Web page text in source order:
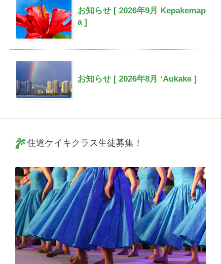
お知らせ [ 2026年9月 Kepakemap
a ]
お知らせ [ 2026年8月 ‘Aukake ]
住道ケイキクラス生徒募集！